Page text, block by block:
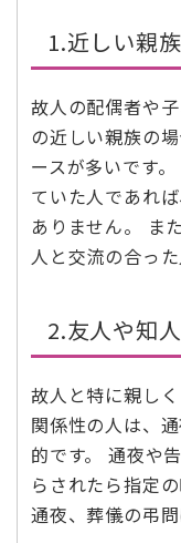
1.近しい親
故人の配偶者や
の近しい親族の
ースが多いです
ていた人であれ
ありません。 ま
人と交流の合っ
2.友人や知
故人と特に親し
関係性の人は、
的です。 通夜や
らされたら指定
通夜、葬儀の弔